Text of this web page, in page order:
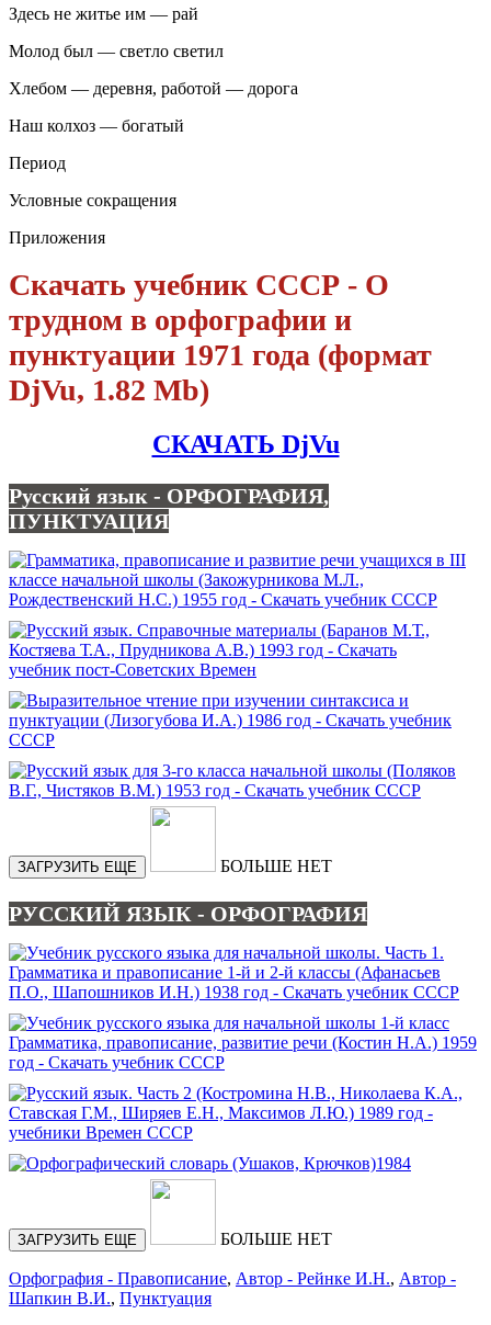
Здесь не житье им — рай
Молод был — светло светил
Хлебом — деревня, работой — дорога
Наш колхоз — богатый
Период
Условные сокращения
Приложения
Скачать учебник СССР - О
трудном в орфографии и
пунктуации 1971 года (формат
DjVu, 1.82 Mb)
СКАЧАТЬ DjVu
Русский язык - ОРФОГРАФИЯ,
ПУНКТУАЦИЯ
ЗАГРУЗИТЬ ЕЩЕ БОЛЬШЕ НЕТ
РУССКИЙ ЯЗЫК - ОРФОГРАФИЯ
ЗАГРУЗИТЬ ЕЩЕ БОЛЬШЕ НЕТ
Орфография - Правописание, Автор - Рейнке И.Н., Автор -
Шапкин В.И., Пунктуация